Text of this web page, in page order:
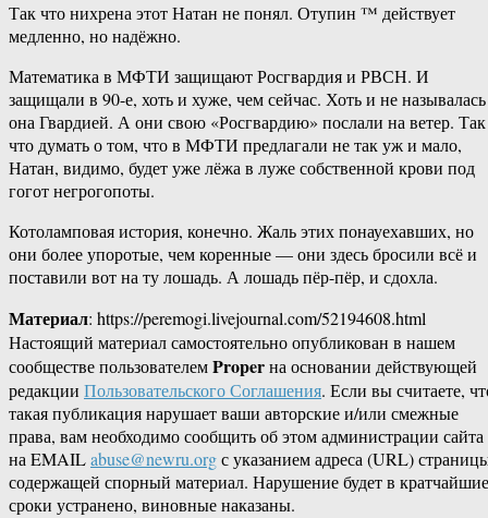
Так что нихрена этот Натан не понял. Отупин ™ действует
медленно, но надёжно.
Математика в МФТИ защищают Росгвардия и РВСН. И
защищали в 90-е, хоть и хуже, чем сейчас. Хоть и не называлась
она Гвардией. А они свою «Росгвардию» послали на ветер. Так
что думать о том, что в МФТИ предлагали не так уж и мало,
Натан, видимо, будет уже лёжа в луже собственной крови под
гогот негрогопоты.
Котоламповая история, конечно. Жаль этих понауехавших, но
они более упоротые, чем коренные — они здесь бросили всё и
поставили вот на ту лошадь. А лошадь пёр-пёр, и сдохла.
Материал: https://peremogi.livejournal.com/52194608.html
Настоящий материал самостоятельно опубликован в нашем
сообществе пользователемProperна основании действующей
редакции Пользовательского Соглашения. Если вы считаете,
такая публикация нарушает ваши авторские и/или смежные
права, вам необходимо сообщить об этом администрации сайта
на EMAILabuse@newru.orgс указанием адреса (URL)
содержащей спорный материал. Нарушение будет в кратчайшие
сроки устранено, виновные наказаны.